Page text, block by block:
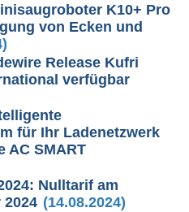
K10+ Pro
von Ecken und
Release Kufri
verfügbar
für Ihr Ladenetzwerk
AC SMART
Nulltarif am
2024 (14.08.2024)